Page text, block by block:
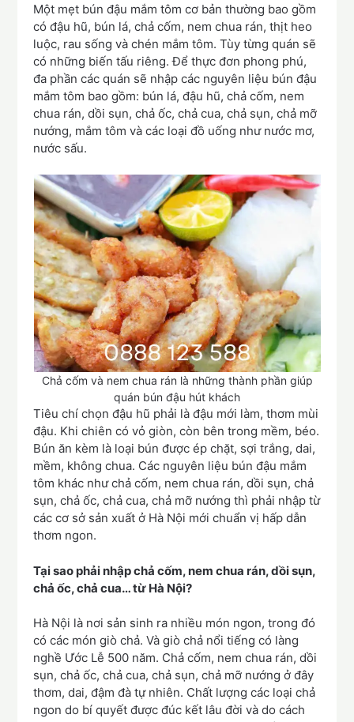
Một mẹt bún đậu mắm tôm cơ bản thường bao gồm
có đậu hũ, bún lá, chả cốm, nem chua rán, thịt heo
luộc, rau sống và chén mắm tôm. Tùy từng quán sẽ
có những biến tấu riêng. Để thực đơn phong phú,
đa phần các quán sẽ nhập các nguyên liệu bún đậu
mắm tôm bao gồm: bún lá, đậu hũ, chả cốm, nem
chua rán, dồi sụn, chả ốc, chả cua, chả sụn, chả mỡ
nướng, mắm tôm và các loại đồ uống như nước mơ,
nước sấu.
Chả cốm và nem chua rán là những thành phần giúp
quán bún đậu hút khách
Tiêu chí chọn đậu hũ phải là đậu mới làm, thơm mùi
đậu. Khi chiên có vỏ giòn, còn bên trong mềm, béo.
Bún ăn kèm là loại bún được ép chặt, sợi trắng, dai,
mềm, không chua. Các nguyên liệu bún đậu mắm
tôm khác như chả cốm, nem chua rán, dồi sụn, chả
sụn, chả ốc, chả cua, chả mỡ nướng thì phải nhập từ
các cơ sở sản xuất ở Hà Nội mới chuẩn vị hấp dẫn
thơm ngon.
Tại sao phải nhập chả cốm, nem chua rán, dồi sụn,
chả ốc, chả cua… từ Hà Nội?
Hà Nội là nơi sản sinh ra nhiều món ngon, trong đó
có các món giò chả. Và giò chả nổi tiếng có làng
nghề Ước Lễ 500 năm. Chả cốm, nem chua rán, dồi
sụn, chả ốc, chả cua, chả sụn, chả mỡ nướng ở đây
thơm, dai, đậm đà tự nhiên. Chất lượng các loại chả
ngon do bí quyết được đúc kết lâu đời và do cách